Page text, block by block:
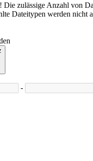
Die zulässige Anzahl von
Dateitypen werden nicht
-